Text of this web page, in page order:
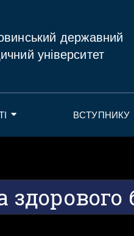
державний
університет
ВСТУПНИКУ
здорового